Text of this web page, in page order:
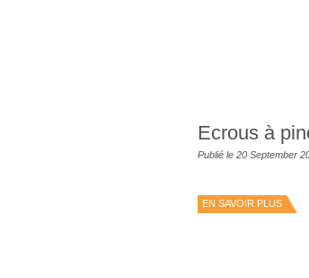
Ecrous à
Publié le 20 September
EN SAVOIR PLUS